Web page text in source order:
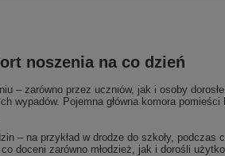
noszenia na co dzień
– zarówno przez uczniów, jak i osoby
wypadów. Pojemna główna komora
– na przykład w drodze do szkoły, podczas
doceni zarówno młodzież, jak i dorośli